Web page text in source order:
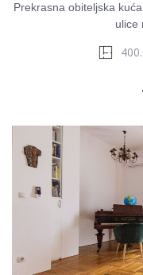
Prekrasna obiteljska
ulice